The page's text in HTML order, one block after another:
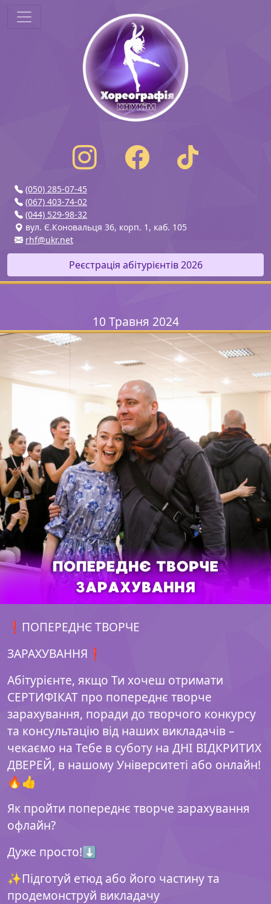
(050) 285-07-45
(067) 403-74-02
(044) 529-98-32
вул. Є.Коновальця 36, корп. 1, каб. 105
rhf@ukr.net
Реєстрація абітурієнтів 2026
10 Травня 2024
❗️ПОПЕРЕДНЄ ТВОРЧЕ
ЗАРАХУВАННЯ❗️
Абітурієнте, якщо Ти хочеш отримати
СЕРТИФІКАТ про попереднє творче
зарахування, поради до творчого конкурсу
та консультацію від наших викладачів –
чекаємо на Тебе в суботу на ДНІ ВІДКРИТИХ
ДВЕРЕЙ, в нашому Університеті або онлайн!
🔥👍
Як пройти попереднє творче зарахування
офлайн?
Дуже просто!⬇️
✨Підготуй етюд або його частину та
продемонструй викладачу